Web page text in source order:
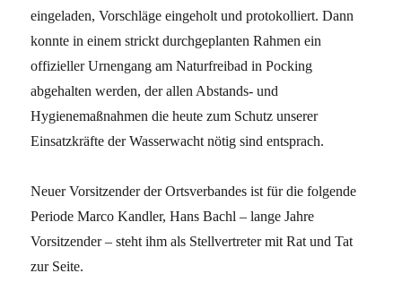
eingeladen, Vorschläge eingeholt und protokolliert. Dann
konnte in einem strickt durchgeplanten Rahmen ein
offizieller Urnengang am Naturfreibad in Pocking
abgehalten werden, der allen Abstands- und
Hygienemaßnahmen die heute zum Schutz unserer
Einsatzkräfte der Wasserwacht nötig sind entsprach.
Neuer Vorsitzender der Ortsverbandes ist für die folgende
Periode Marco Kandler, Hans Bachl – lange Jahre
Vorsitzender – steht ihm als Stellvertreter mit Rat und Tat
zur Seite.